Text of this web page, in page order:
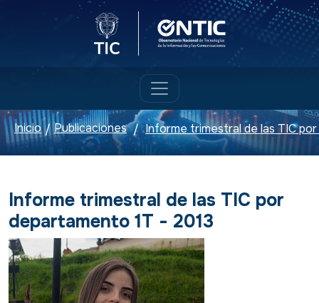
Logo del Ministerio TICLogo ONTIC
Inicio / Publicaciones /
Informe trimestral de las TIC por
departamento 1T - 2013